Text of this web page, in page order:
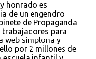
honrado es
de un engendro
de Propaganda
trabajadores para
web simplona y
por 2 millones de